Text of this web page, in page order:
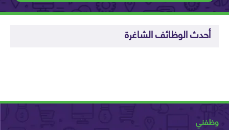
أحدث الوظائف الشاغرة
وظفني